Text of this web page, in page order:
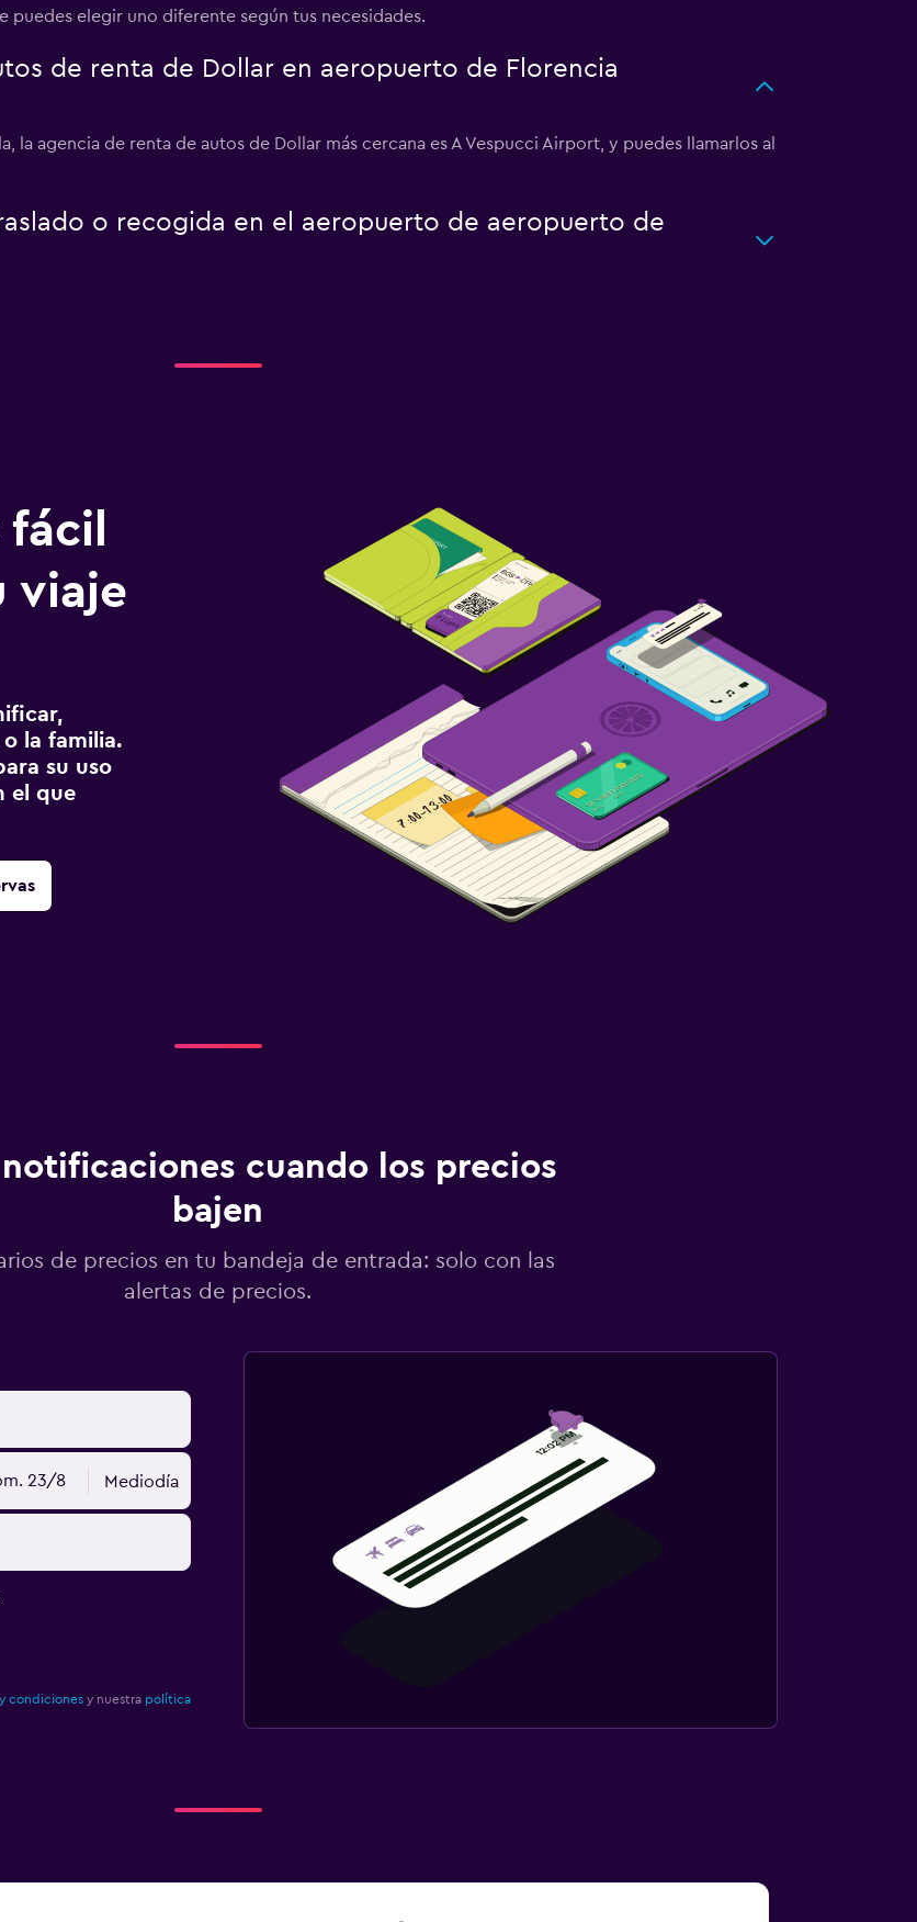
puedes elegir uno diferente según tus necesidades.
de renta de Dollar en aeropuerto de Florencia
la agencia de renta de autos de Dollar más cercana es A Vespucci Airport, y puedes llamarlos al
o recogida en el aeropuerto de aeropuerto de
viaje
la familia.
su uso
el que
cuando los precios
bajen
de precios en tu bandeja de entrada: solo con las
alertas de precios.
23/8 Mediodía
condicionesy nuestra política